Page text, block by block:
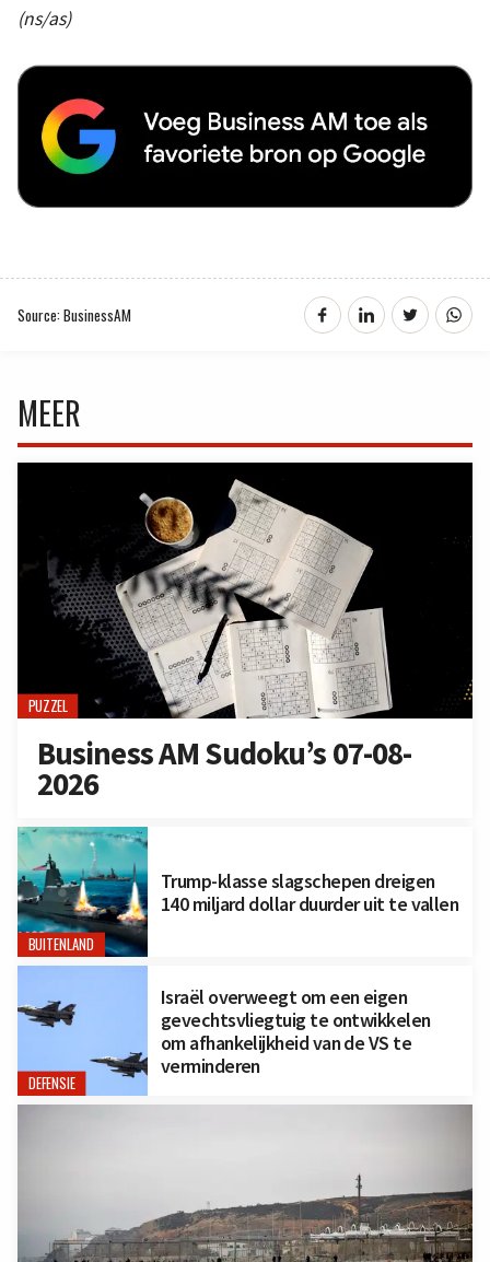
(ns/as)
Source: BusinessAM
MEER
PUZZEL
Business AM Sudoku’s 07-08-
2026
BUITENLAND
Trump-klasse slagschepen dreigen
140 miljard dollar duurder uit te vallen
DEFENSIE
Israël overweegt om een eigen
gevechtsvliegtuig te ontwikkelen
om afhankelijkheid van de VS te
verminderen